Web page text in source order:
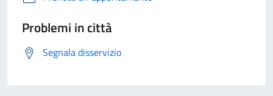
Problemi in città
Segnala disservizio